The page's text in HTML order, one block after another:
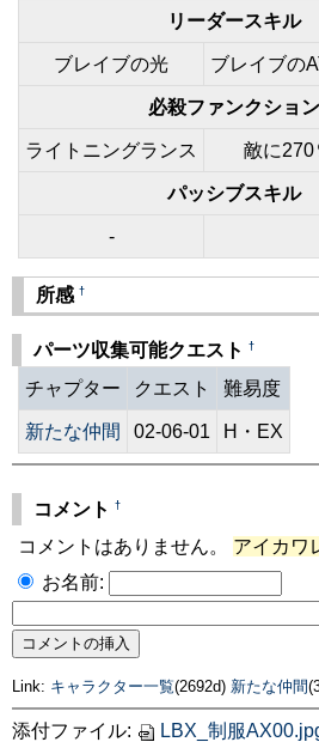
リーダースキル
ブレイブの光 ブレイブの
必殺ファンクション
ライトニングランス 敵に270
パッシブスキル
-
所感 †
パーツ収集可能クエスト †
チャプター クエスト 難易度
新たな仲間 02-06-01 H・EX
コメント †
コメントはありません。 アイカワ
お名前:
Link: キャラクター一覧(2692d) 新たな仲間
添付ファイル: LBX_制服